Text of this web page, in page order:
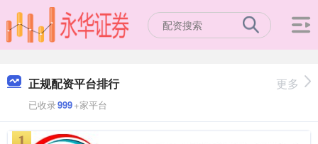
正规配资平台排行
已收录999+家平台
更多